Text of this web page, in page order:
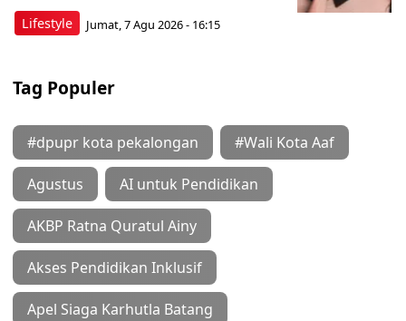
Lifestyle Jumat, 7 Agu 2026 - 16:15
Tag Populer
#dpupr kota pekalongan #Wali Kota Aaf
Agustus AI untuk Pendidikan
AKBP Ratna Quratul Ainy
Akses Pendidikan Inklusif
Apel Siaga Karhutla Batang